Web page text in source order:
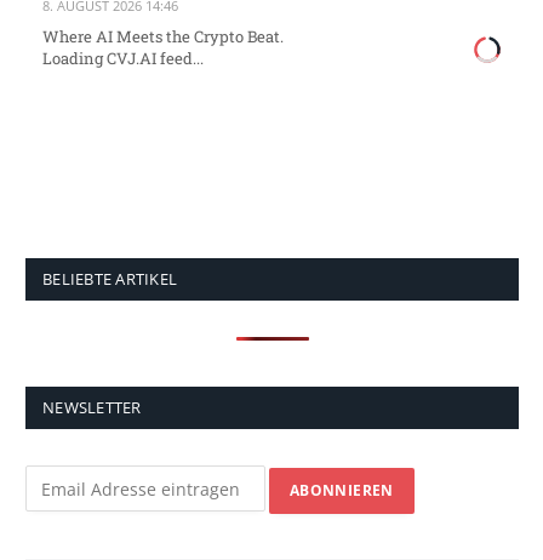
8. AUGUST 2026 14:46
Where AI Meets the Crypto Beat.
Loading CVJ.AI feed...
BELIEBTE ARTIKEL
NEWSLETTER